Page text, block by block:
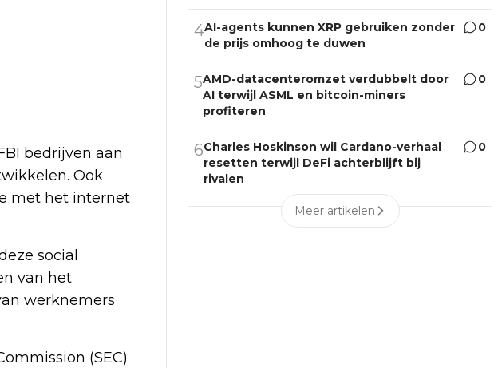
bedrijven aan
Ook
met het internet
social
van het
werknemers
(SEC)
4AI-agents kunnen XRP gebruiken zonder
de prijs omhoog te duwen
0
5AMD-datacenteromzet verdubbelt door
AI terwijl ASML en bitcoin-miners
profiteren
0
6Charles Hoskinson wil Cardano-verhaal
resetten terwijl DeFi achterblijft bij
rivalen
0
Meer artikelen